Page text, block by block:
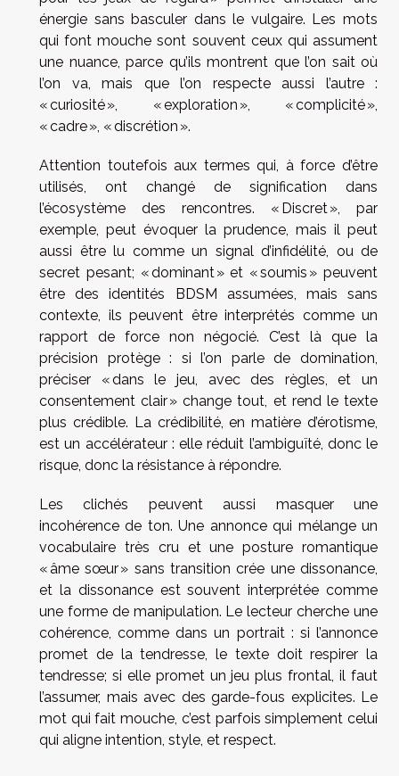
énergie sans basculer dans le vulgaire. Les mots
qui font mouche sont souvent ceux qui assument
une nuance, parce qu’ils montrent que l’on sait où
l’on va, mais que l’on respecte aussi l’autre :
« curiosité », « exploration », « complicité »,
« cadre », « discrétion ».
Attention toutefois aux termes qui, à force d’être
utilisés, ont changé de signification dans
l’écosystème des rencontres. « Discret », par
exemple, peut évoquer la prudence, mais il peut
aussi être lu comme un signal d’infidélité, ou de
secret pesant; « dominant » et « soumis » peuvent
être des identités BDSM assumées, mais sans
contexte, ils peuvent être interprétés comme un
rapport de force non négocié. C’est là que la
précision protège : si l’on parle de domination,
préciser « dans le jeu, avec des règles, et un
consentement clair » change tout, et rend le texte
plus crédible. La crédibilité, en matière d’érotisme,
est un accélérateur : elle réduit l’ambiguïté, donc le
risque, donc la résistance à répondre.
Les clichés peuvent aussi masquer une
incohérence de ton. Une annonce qui mélange un
vocabulaire très cru et une posture romantique
« âme sœur » sans transition crée une dissonance,
et la dissonance est souvent interprétée comme
une forme de manipulation. Le lecteur cherche une
cohérence, comme dans un portrait : si l’annonce
promet de la tendresse, le texte doit respirer la
tendresse; si elle promet un jeu plus frontal, il faut
l’assumer, mais avec des garde-fous explicites. Le
mot qui fait mouche, c’est parfois simplement celui
qui aligne intention, style, et respect.